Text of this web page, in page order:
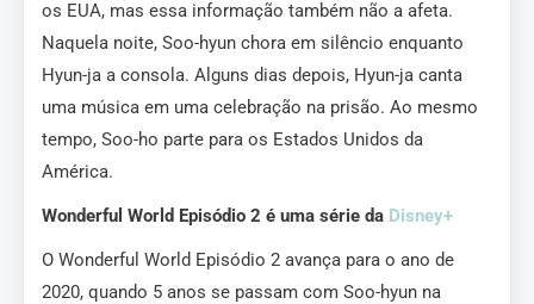
os EUA, mas essa informação também não a afeta.
Naquela noite, Soo-hyun chora em silêncio enquanto
Hyun-ja a consola. Alguns dias depois, Hyun-ja canta
uma música em uma celebração na prisão. Ao mesmo
tempo, Soo-ho parte para os Estados Unidos da
América.
Wonderful World Episódio 2 é uma série da Disney+
O Wonderful World Episódio 2 avança para o ano de
2020, quando 5 anos se passam com Soo-hyun na